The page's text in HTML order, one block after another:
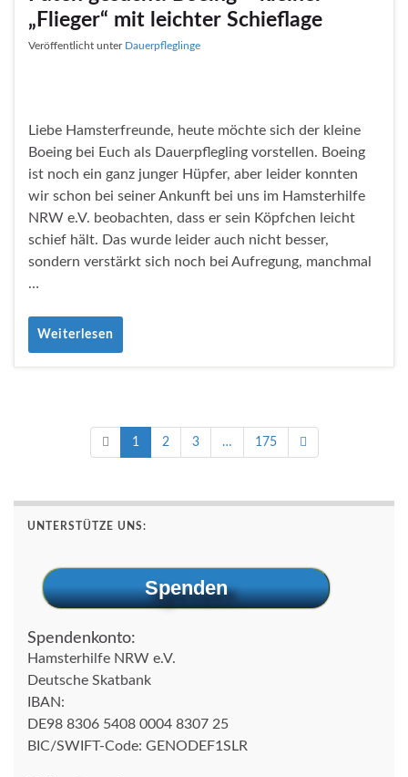
„Flieger“ mit leichter Schieflage
Veröffentlicht unter Dauerpfleglinge
Liebe Hamsterfreunde, heute möchte sich der kleine
Boeing bei Euch als Dauerpflegling vorstellen. Boeing
ist noch ein ganz junger Hüpfer, aber leider konnten
wir schon bei seiner Ankunft bei uns im Hamsterhilfe
NRW e.V. beobachten, dass er sein Köpfchen leicht
schief hält. Das wurde leider auch nicht besser,
sondern verstärkt sich noch bei Aufregung, manchmal
…
Weiterlesen
1 2 3 … 175
UNTERSTÜTZE UNS:
Spenden
Spendenkonto:
Hamsterhilfe NRW e.V.
Deutsche Skatbank
IBAN:
DE98 8306 5408 0004 8307 25
BIC/SWIFT-Code: GENODEF1SLR